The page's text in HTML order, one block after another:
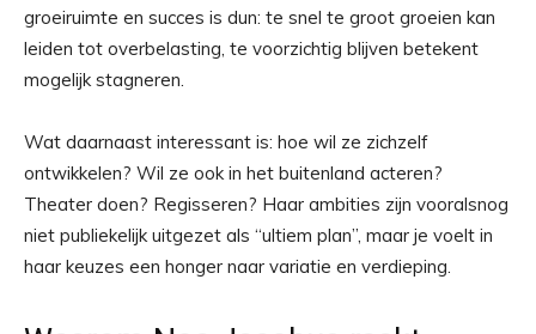
groeiruimte en succes is dun: te snel te groot groeien kan
leiden tot overbelasting, te voorzichtig blijven betekent
mogelijk stagneren.
Wat daarnaast interessant is: hoe wil ze zichzelf
ontwikkelen? Wil ze ook in het buitenland acteren?
Theater doen? Regisseren? Haar ambities zijn vooralsnog
niet publiekelijk uitgezet als “ultiem plan”, maar je voelt in
haar keuzes een honger naar variatie en verdieping.